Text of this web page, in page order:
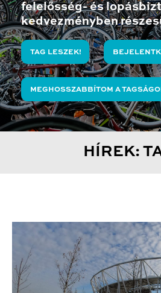
felelősség- és
kedvezményben
TAG LESZEK!
MEGHOSSZABBÍTOM A
HÍREK: